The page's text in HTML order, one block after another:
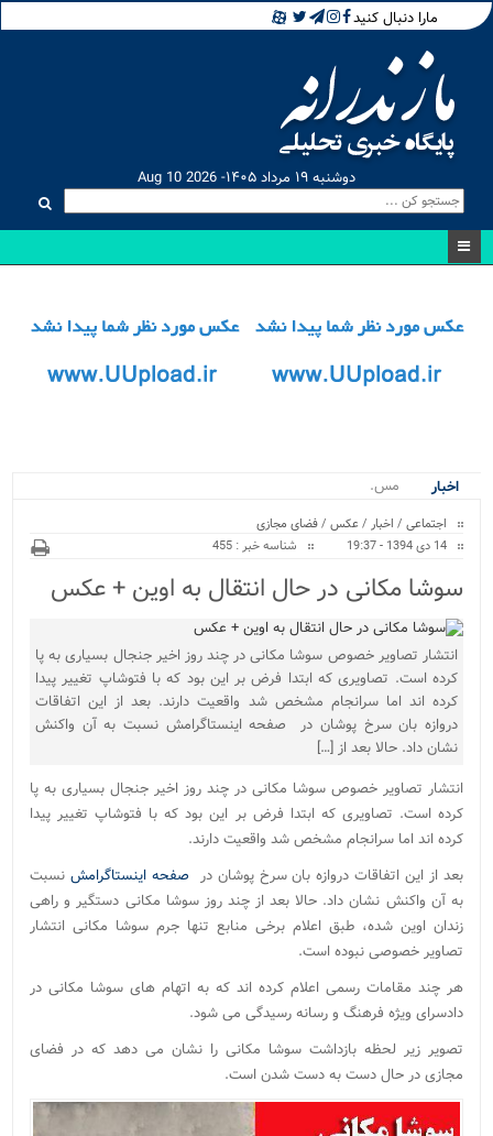
مارا دنبال کنید
دوشنبه ۱۹ مرداد ۱۴۰۵- Aug 10 2026
اخبار
مسابقات_
اجتماعی / اخبار / عکس /فضای مجازی
14 دی 1394 - 19:37
شناسه خبر : 455
سوشا مکانی در حال انتقال به اوین + عکس
انتشار تصاویر خصوص سوشا مکانی در چند روز اخیر جنجال بسیاری به پا
کرده است. تصاویری که ابتدا فرض بر این بود که با فتوشاپ تغییر پیدا
کرده اند اما سرانجام مشخص شد واقعیت دارند. بعد از این اتفاقات
دروازه بان سرخ پوشان در صفحه اینستاگرامش نسبت به آن واکنش
نشان داد. حالا بعد از […]
انتشار تصاویر خصوص سوشا مکانی در چند روز اخیر جنجال بسیاری به پا
کرده است. تصاویری که ابتدا فرض بر این بود که با فتوشاپ تغییر پیدا
کرده اند اما سرانجام مشخص شد واقعیت دارند.
بعد از این اتفاقات دروازه بان سرخ پوشان در صفحه اینستاگرامشنسبت
به آن واکنش نشان داد. حالا بعد از چند روز سوشا مکانی دستگیر و راهی
زندان اوین شده، طبق اعلام برخی منابع تنها جرم سوشا مکانی انتشار
تصاویر خصوصی نبوده است.
هر چند مقامات رسمی اعلام کرده اند که به اتهام های سوشا مکانی در
دادسرای ویژه فرهنگ و رسانه رسیدگی می شود.
تصویر زیر لحظه بازداشت سوشا مکانی را نشان می دهد که در فضای
مجازی در حال دست به دست شدن است.